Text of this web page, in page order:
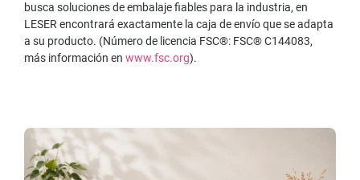
busca soluciones de embalaje fiables para la industria, en
LESER encontrará exactamente la caja de envío que se adapta
a su producto. (Número de licencia FSC®: FSC® C144083,
más información en www.fsc.org).